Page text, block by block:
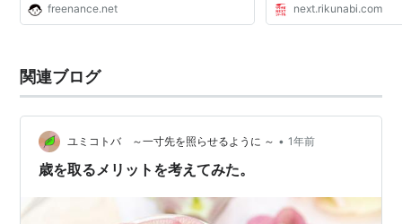
freenance.net next.rikunabi.com
関連ブログ
ユミコトバ ～一寸先を照らせるように ～ • 1年前
歳を取るメリットを考えてみた。